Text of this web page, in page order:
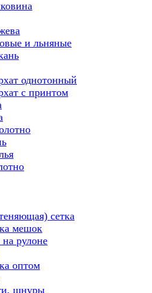
и льняные
однотонный
с принтом
сетка
мешок
рулоне
оптом
шнуры